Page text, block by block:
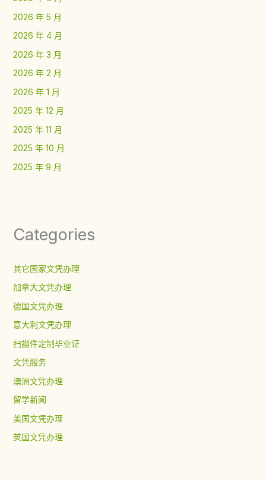
2026 年 5 月
2026 年 4 月
2026 年 3 月
2026 年 2 月
2026 年 1 月
2025 年 12 月
2025 年 11 月
2025 年 10 月
2025 年 9 月
Categories
其它国家文凭办理
加拿大文凭办理
德国文凭办理
意大利文凭办理
扫描件定制毕业证
文凭服务
澳洲文凭办理
留学新闻
美国文凭办理
英国文凭办理